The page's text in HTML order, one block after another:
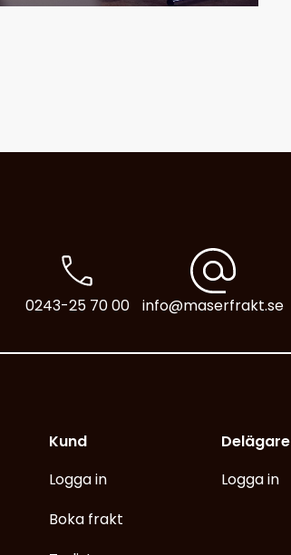
0243-25 70 00 info@maserfrakt.se
Kund
Logga in
Boka frakt
Delägare
Logga in